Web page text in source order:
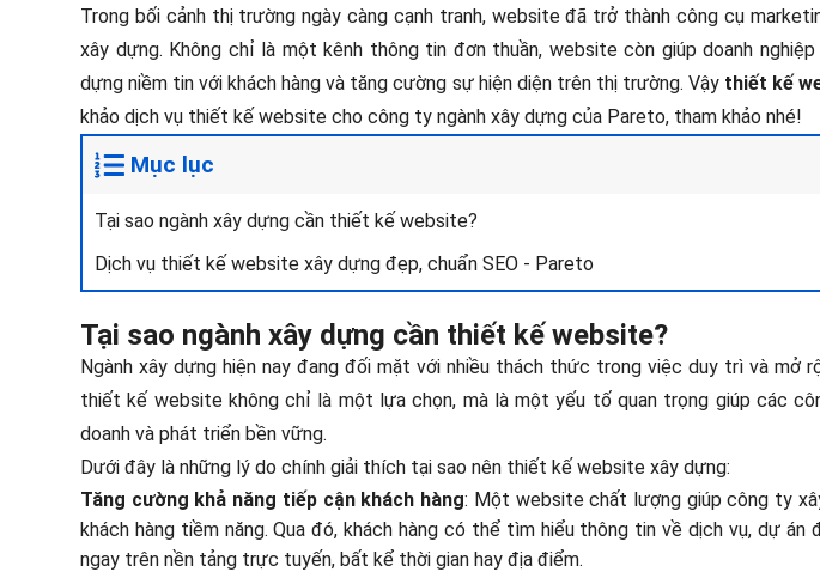
Trong bối cảnh thị trường ngày càng cạnh tranh, website đã trở thành công cụ
xây dựng. Không chỉ là một kênh thông tin đơn thuần, website còn giúp doanh
dựng niềm tin với khách hàng và tăng cường sự hiện diện trên thị trường. Vậy thiết kế
khảo dịch vụ thiết kế website cho công ty ngành xây dựng của Pareto, tham khảo nhé!
Mục lục
Tại sao ngành xây dựng cần thiết kế website?
Dịch vụ thiết kế website xây dựng đẹp, chuẩn SEO - Pareto
Tại sao ngành xây dựng cần thiết kế website?
Ngành xây dựng hiện nay đang đối mặt với nhiều thách thức trong việc duy trì và mở
thiết kế website không chỉ là một lựa chọn, mà là một yếu tố quan trọng giúp các
doanh và phát triển bền vững.
Dưới đây là những lý do chính giải thích tại sao nên thiết kế website xây dựng:
Tăng cường khả năng tiếp cận khách hàng: Một website chất lượng giúp công ty
khách hàng tiềm năng. Qua đó, khách hàng có thể tìm hiểu thông tin về dịch vụ, dự
ngay trên nền tảng trực tuyến, bất kể thời gian hay địa điểm.